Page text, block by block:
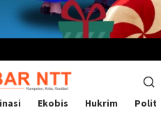
Ekobis Hukrim